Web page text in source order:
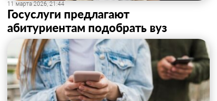
11 марта 2026, 21:44
Госуслуги предлагают
абитуриентам подобрать вуз